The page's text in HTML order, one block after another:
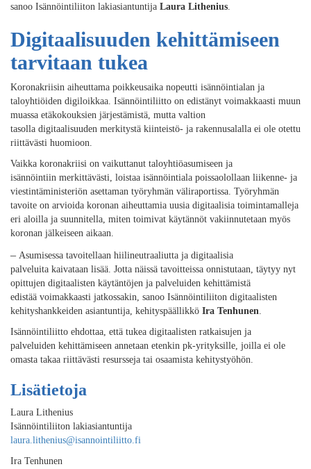
sanoo Isännöintiliiton lakiasiantuntija Laura Lithenius.
Digitaalisuuden kehittämiseen
tarvitaan tukea
Koronakriisin aiheuttama poikkeusaika nopeutti isännöintialan ja
taloyhtiöiden digiloikkaa. Isännöintiliitto on edistänyt voimakkaasti muun
muassa etäkokouksien järjestämistä, mutta valtion
tasolla digitaalisuuden merkitystä kiinteistö- ja rakennusalalla ei ole otettu
riittävästi huomioon.
Vaikka koronakriisi on vaikuttanut taloyhtiöasumiseen ja
isännöintiin merkittävästi, loistaa isännöintiala poissaolollaan liikenne- ja
viestintäministeriön asettaman työryhmän väliraportissa. Työryhmän
tavoite on arvioida koronan aiheuttamia uusia digitaalisia toimintamalleja
eri aloilla ja suunnitella, miten toimivat käytännöt vakiinnutetaan myös
koronan jälkeiseen aikaan.
– Asumisessa tavoitellaan hiilineutraaliutta ja digitaalisia
palveluita kaivataan lisää. Jotta näissä tavoitteissa onnistutaan, täytyy nyt
opittujen digitaalisten käytäntöjen ja palveluiden kehittämistä
edistää voimakkaasti jatkossakin, sanoo Isännöintiliiton digitaalisten
kehityshankkeiden asiantuntija, kehityspäällikkö Ira Tenhunen.
Isännöintiliitto ehdottaa, että tukea digitaalisten ratkaisujen ja
palveluiden kehittämiseen annetaan etenkin pk-yrityksille, joilla ei ole
omasta takaa riittävästi resursseja tai osaamista kehitystyöhön.
Lisätietoja
Laura Lithenius
Isännöintiliiton lakiasiantuntija
laura.lithenius@isannointiliitto.fi
Ira Tenhunen